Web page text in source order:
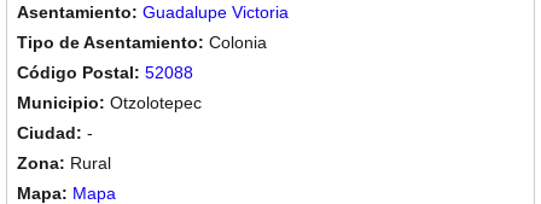
Guadalupe Victoria
Colonia
52088
Otzolotepec
-
Rural
Mapa